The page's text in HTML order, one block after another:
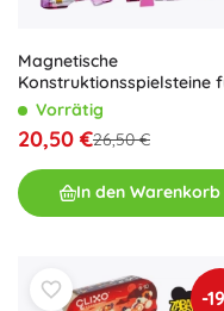
Magnetische
Konstruktionsspielsteine
Mädchen mit Fenstern,
Vorrätig
20,50 €26,50 €
In den Warenkorb
-